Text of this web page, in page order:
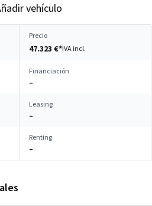
vehículo
Precio
47.323 €*IVA incl.
Financiación
–
Leasing
–
Renting
–